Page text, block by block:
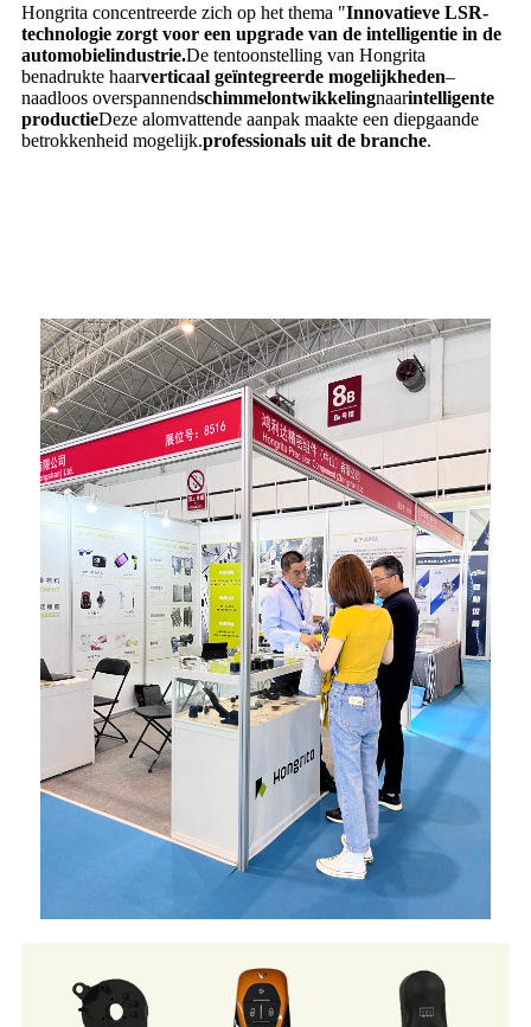
Hongrita concentreerde zich op het thema "Innovatieve LSR-
technologie zorgt voor een upgrade van de intelligentie in de
automobielindustrie.De tentoonstelling van Hongrita
benadrukte haarverticaal geïntegreerde mogelijkheden–
naadloos overspannendschimmelontwikkelingnaarintelligente
productieDeze alomvattende aanpak maakte een diepgaande
betrokkenheid mogelijk.professionals uit de branche​.